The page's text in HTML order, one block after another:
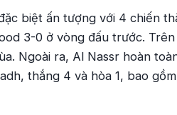
biệt ấn tượng với 4 chiến
3-0 ở vòng đấu trước.
Ngoài ra, Al Nassr hoàn
thắng 4 và hòa 1, bao